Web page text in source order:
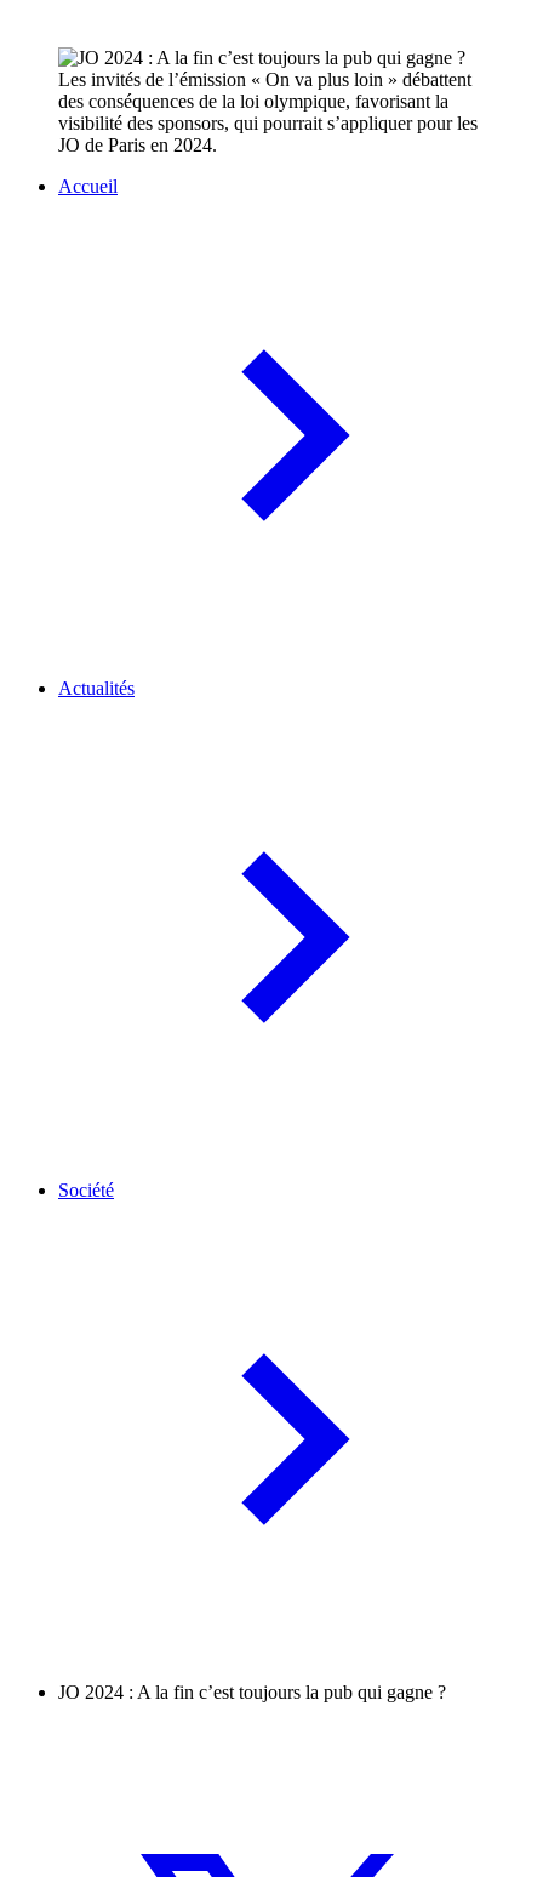
Les invités de l’émission « On va plus loin » débattent
des conséquences de la loi olympique, favorisant la
visibilité des sponsors, qui pourrait s’appliquer pour les
JO de Paris en 2024.
Accueil
Actualités
Société
JO 2024 : A la fin c’est toujours la pub qui gagne ?